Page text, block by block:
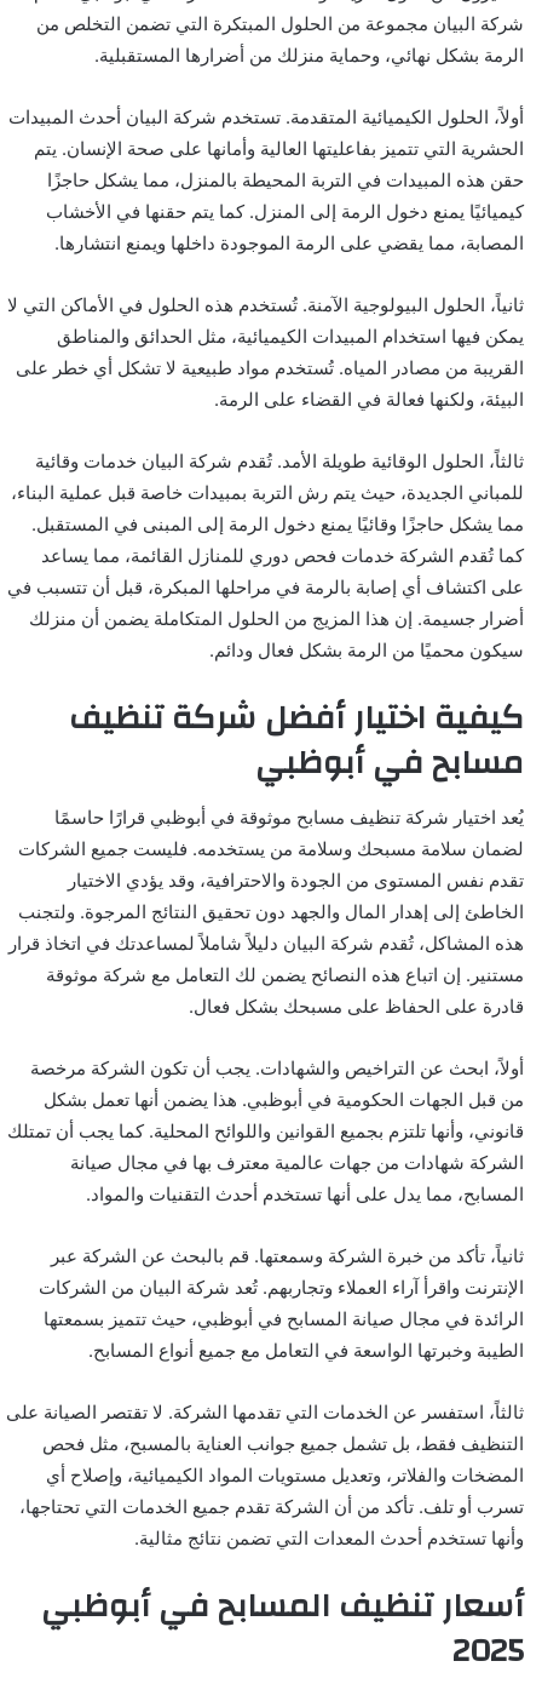
شركة البيان مجموعة من الحلول المبتكرة التي تضمن التخلص من
الرمة بشكل نهائي، وحماية منزلك من أضرارها المستقبلية.
أولاً، الحلول الكيميائية المتقدمة. تستخدم شركة البيان أحدث المبيدات
الحشرية التي تتميز بفاعليتها العالية وأمانها على صحة الإنسان. يتم
حقن هذه المبيدات في التربة المحيطة بالمنزل، مما يشكل حاجزًا
كيميائيًا يمنع دخول الرمة إلى المنزل. كما يتم حقنها في الأخشاب
المصابة، مما يقضي على الرمة الموجودة داخلها ويمنع انتشارها.
ثانياً، الحلول البيولوجية الآمنة. تُستخدم هذه الحلول في الأماكن التي لا
يمكن فيها استخدام المبيدات الكيميائية، مثل الحدائق والمناطق
القريبة من مصادر المياه. تُستخدم مواد طبيعية لا تشكل أي خطر على
البيئة، ولكنها فعالة في القضاء على الرمة.
ثالثاً، الحلول الوقائية طويلة الأمد. تُقدم شركة البيان خدمات وقائية
للمباني الجديدة، حيث يتم رش التربة بمبيدات خاصة قبل عملية البناء،
مما يشكل حاجزًا وقائيًا يمنع دخول الرمة إلى المبنى في المستقبل.
كما تُقدم الشركة خدمات فحص دوري للمنازل القائمة، مما يساعد
على اكتشاف أي إصابة بالرمة في مراحلها المبكرة، قبل أن تتسبب في
أضرار جسيمة. إن هذا المزيج من الحلول المتكاملة يضمن أن منزلك
سيكون محميًا من الرمة بشكل فعال ودائم.
كيفية اختيار أفضل شركة تنظيف
مسابح في أبوظبي
يُعد اختيار شركة تنظيف مسابح موثوقة في أبوظبي قرارًا حاسمًا
لضمان سلامة مسبحك وسلامة من يستخدمه. فليست جميع الشركات
تقدم نفس المستوى من الجودة والاحترافية، وقد يؤدي الاختيار
الخاطئ إلى إهدار المال والجهد دون تحقيق النتائج المرجوة. ولتجنب
هذه المشاكل، تُقدم شركة البيان دليلاً شاملاً لمساعدتك في اتخاذ قرار
مستنير. إن اتباع هذه النصائح يضمن لك التعامل مع شركة موثوقة
قادرة على الحفاظ على مسبحك بشكل فعال.
أولاً، ابحث عن التراخيص والشهادات. يجب أن تكون الشركة مرخصة
من قبل الجهات الحكومية في أبوظبي. هذا يضمن أنها تعمل بشكل
قانوني، وأنها تلتزم بجميع القوانين واللوائح المحلية. كما يجب أن تمتلك
الشركة شهادات من جهات عالمية معترف بها في مجال صيانة
المسابح، مما يدل على أنها تستخدم أحدث التقنيات والمواد.
ثانياً، تأكد من خبرة الشركة وسمعتها. قم بالبحث عن الشركة عبر
الإنترنت واقرأ آراء العملاء وتجاربهم. تُعد شركة البيان من الشركات
الرائدة في مجال صيانة المسابح في أبوظبي، حيث تتميز بسمعتها
الطيبة وخبرتها الواسعة في التعامل مع جميع أنواع المسابح.
ثالثاً، استفسر عن الخدمات التي تقدمها الشركة. لا تقتصر الصيانة على
التنظيف فقط، بل تشمل جميع جوانب العناية بالمسبح، مثل فحص
المضخات والفلاتر، وتعديل مستويات المواد الكيميائية، وإصلاح أي
تسرب أو تلف. تأكد من أن الشركة تقدم جميع الخدمات التي تحتاجها،
وأنها تستخدم أحدث المعدات التي تضمن نتائج مثالية.
أسعار تنظيف المسابح في أبوظبي
2025